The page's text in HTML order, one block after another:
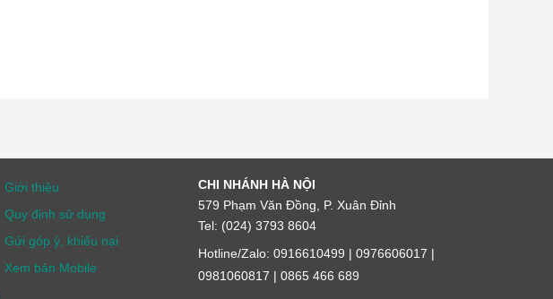
Giới thiệu
Quy định sử dụng
Gửi góp ý, khiếu nại
Xem bản Mobile
CHI NHÁNH HÀ NỘI
579 Phạm Văn Đồng, P. Xuân Đỉnh
Tel: (024) 3793 8604
Hotline/Zalo: 0916610499 | 0976606017 |
0981060817 | 0865 466 689